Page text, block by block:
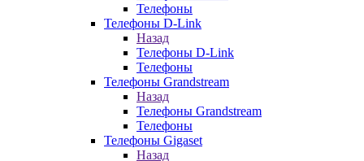
Телефоны
Телефоны D-Link
Назад
Телефоны D-Link
Телефоны
Телефоны Grandstream
Назад
Телефоны Grandstream
Телефоны
Телефоны Gigaset
Назад